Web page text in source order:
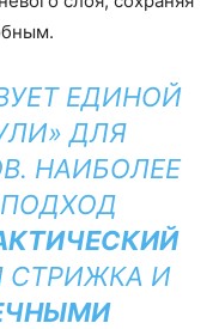
ЕДИНОЙ
ДЛЯ
НАИБОЛЕЕ
СТРИЖКА И